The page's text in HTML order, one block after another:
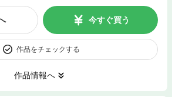
今すぐ買う
作品をチェックする
作品情報へ